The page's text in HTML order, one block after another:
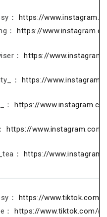
： https://
：https://
：https://
： https://
：https://
https://
： https://
： https://www.tiktok.com/
：https://www.tiktok.com/